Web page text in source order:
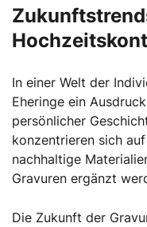
In einer Welt der
Eheringe ein
persönlicher
konzentrieren sich
nachhaltige
Gravuren ergänzt
Die Zukunft der